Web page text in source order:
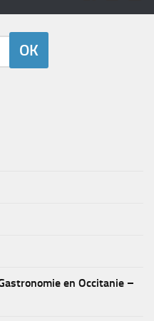
en Occitanie –